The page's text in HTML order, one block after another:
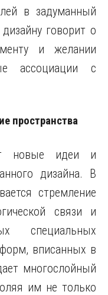
в задуманный
говорит о
и желании
ассоциации с
пространства
новые идеи и
дизайна. В
стремление
связи и
специальных
вписанных в
многослойный
им не только